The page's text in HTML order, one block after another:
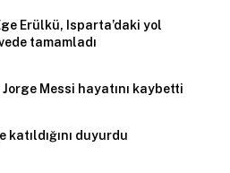
Erülkü, Isparta’daki yol
tamamladı
Messi hayatını kaybetti
katıldığını duyurdu